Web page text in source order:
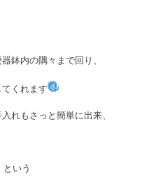
鉢内の隅々まで回り、
くれます
れもさっと簡単に出来、
いう